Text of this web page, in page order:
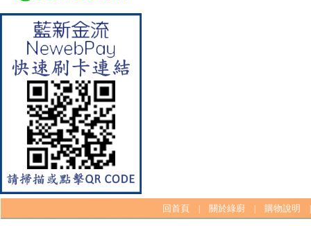
【林內Rinnai】 RB-L2600S(A)
彩焱系列 檯面式彩焱不銹鋼雙
口爐
回首頁 關於綠廚 購物說明